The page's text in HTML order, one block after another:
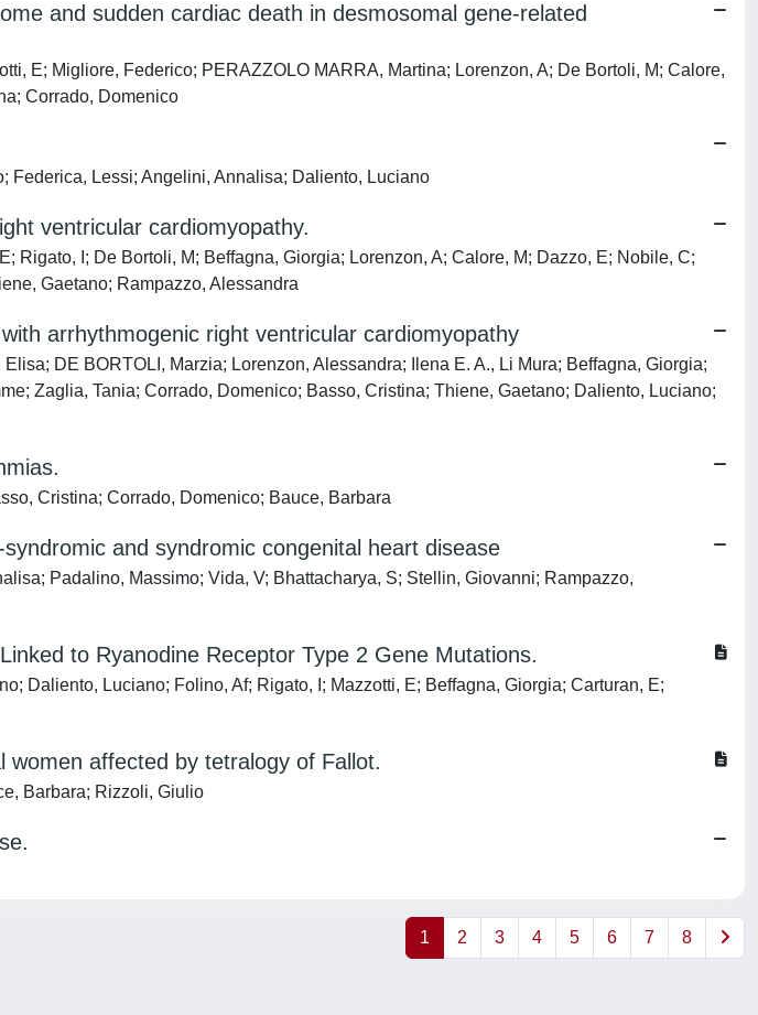
and sudden cardiac death in desmosomal gene-related
E; Migliore, Federico; PERAZZOLO MARRA, Martina; Lorenzon, A; De Bortoli, M; Calore,
Corrado, Domenico
Federica, Lessi; Angelini, Annalisa; Daliento, Luciano
ventricular cardiomyopathy.
Rigato, I; De Bortoli, M; Beffagna, Giorgia; Lorenzon, A; Calore, M; Dazzo, E; Nobile, C;
Gaetano; Rampazzo, Alessandra
arrhythmogenic right ventricular cardiomyopathy
DE BORTOLI, Marzia; Lorenzon, Alessandra; Ilena E. A., Li Mura; Beffagna, Giorgia;
Zaglia, Tania; Corrado, Domenico; Basso, Cristina; Thiene, Gaetano; Daliento, Luciano;
Cristina; Corrado, Domenico; Bauce, Barbara
and syndromic congenital heart disease
Padalino, Massimo; Vida, V; Bhattacharya, S; Stellin, Giovanni; Rampazzo,
to Ryanodine Receptor Type 2 Gene Mutations.
Daliento, Luciano; Folino, Af; Rigato, I; Mazzotti, E; Beffagna, Giorgia; Carturan, E;
affected by tetralogy of Fallot.
Barbara; Rizzoli, Giulio
1 2 3 4 5 6 7 8